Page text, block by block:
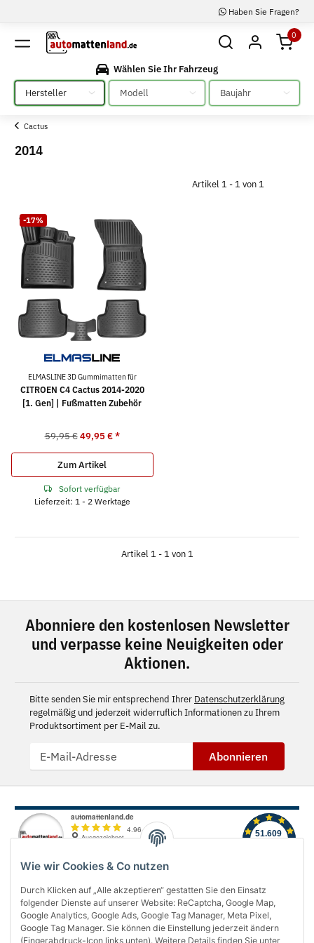
Wie wir Cookies & Co nutzen
Durch Klicken auf „Alle akzeptieren“ gestatten Sie den Einsatz
folgender Dienste auf unserer Website: ReCaptcha, Google Map,
Google Analytics, Google Ads, Google Tag Manager, Meta Pixel,
Google Tag Manager. Sie können die Einstellung jederzeit ändern
(Fingerabdruck-Icon links unten). Weitere Details finden Sie unter
Haben Sie Fragen?
0
Wählen Sie Ihr Fahrzeug
Bitte auswählen
Bitte auswählen Bitte auswählen
Cactus
2014
Artikel 1 - 1 von 1
-17%
ELMASLINE 3D Gummimatten für
CITROEN C4 Cactus 2014-2020
[1. Gen] | Fußmatten Zubehör
59,95 € 49,95 €*
Zum Artikel
Sofort verfügbar
Lieferzeit: 1 - 2 Werktage
Artikel 1 - 1 von 1
Abonniere den kostenlosen Newsletter
und verpasse keine Neuigkeiten oder
Aktionen.
Bitte senden Sie mir entsprechend Ihrer Datenschutzerklärung
regelmäßig und jederzeit widerruflich Informationen zu Ihrem
Produktsortiment per E-Mail zu.
Abonnieren
Über uns